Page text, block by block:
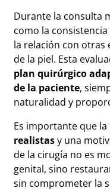
Durante la consulta
como la
la relación con otras
de la piel. Esta
plan quirúrgico
de la paciente,
naturalidad y
Es importante que
realistasy una
de la cirugía no es
genital, sino
sin comprometer la